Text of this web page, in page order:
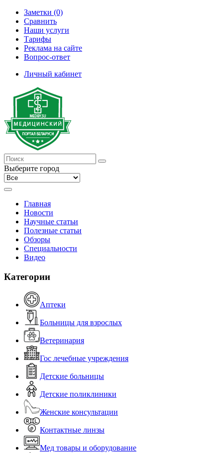
Заметки (0)
Сравнить
Наши услуги
Тарифы
Реклама на сайте
Вопрос-ответ
Личный кабинет
Выберите город
Главная
Новости
Научные статьи
Полезные статьи
Обзоры
Специальности
Видео
Категории
Аптеки
Больницы для взрослых
Ветеринария
Гос лечебные учреждения
Детские больницы
Детские поликлиники
Женские консультации
Контактные линзы
Мед товары и оборудование